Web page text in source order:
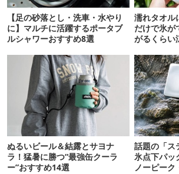
【足の砂落とし・洗車・水やり
に】マルチに活躍するポータブ
ルシャワーおすすめ8選
濡れタオル
だけで氷が
がるくらい
ぬるいビール＆結露とサヨナ
ラ！猛暑に勝つ“最強缶クーラ
ー”おすすめ14選
話題の「ス
氷点下パッ
ノーピーク